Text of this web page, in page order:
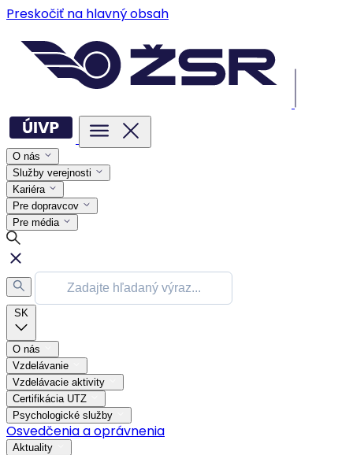
Preskočiť na hlavný obsah
O nás
Služby verejnosti
Kariéra
Pre dopravcov
Pre média
SK
O nás
Vzdelávanie
Vzdelávacie aktivity
Certifikácia UTZ
Psychologické služby
Osvedčenia a oprávnenia
Aktuality